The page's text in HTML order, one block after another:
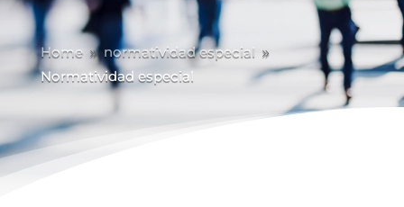
Home 9 normatividad especial 9
Normatividad especial